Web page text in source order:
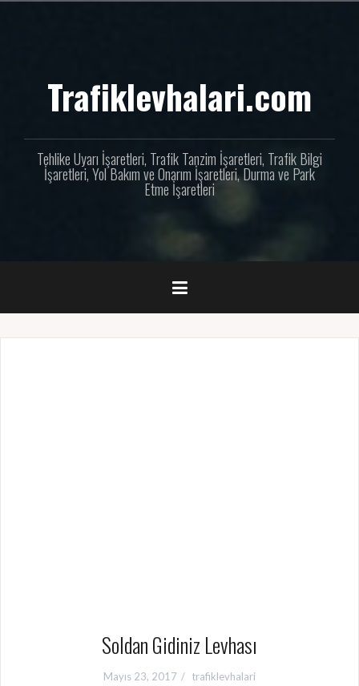
Trafiklevhalari.com
Tehlike Uyarı İşaretleri, Trafik Tanzim İşaretleri, Trafik Bilgi
İşaretleri, Yol Bakım ve Onarım İşaretleri, Durma ve Park
Etme İşaretleri
Soldan Gidiniz Levhası
Mayıs 23, 2017 trafiklevhalari